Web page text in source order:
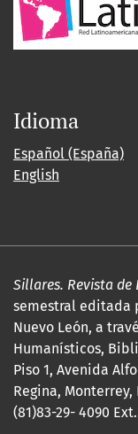
Idioma
Español (España)
English
Sillares. Revista de
semestral editada
Nuevo León, a
Humanísticos,
Piso 1, Avenida
Regina, Monterrey,
(81)83-29- 4090